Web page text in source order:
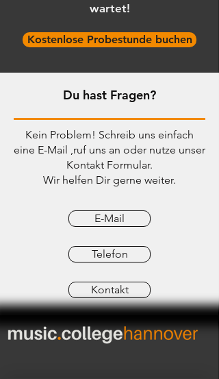
wartet!
Kostenlose Probestunde buchen
Du hast Fragen?
Kein Problem! Schreib uns einfach
eine E-Mail ,ruf uns an oder nutze unser
Kontakt Formular.
Wir helfen Dir gerne weiter.
E-Mail
Telefon
Kontakt